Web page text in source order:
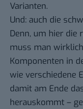
Varianten.
Und: auch die
Denn, um hier die
muss man
Komponenten in
wie verschiedene
damit am Ende
herauskommt –